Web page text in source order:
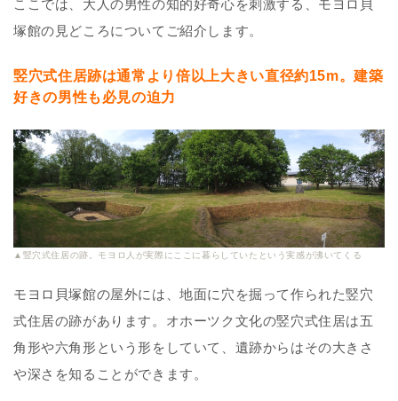
ここでは、大人の男性の知的好奇心を刺激する、モヨロ貝
塚館の見どころについてご紹介します。
竪穴式住居跡は通常より倍以上大きい直径約15m。建築
好きの男性も必見の迫力
▲竪穴式住居の跡。モヨロ人が実際にここに暮らしていたという実感が沸いてくる
モヨロ貝塚館の屋外には、地面に穴を掘って作られた竪穴
式住居の跡があります。オホーツク文化の竪穴式住居は五
角形や六角形という形をしていて、遺跡からはその大きさ
や深さを知ることができます。